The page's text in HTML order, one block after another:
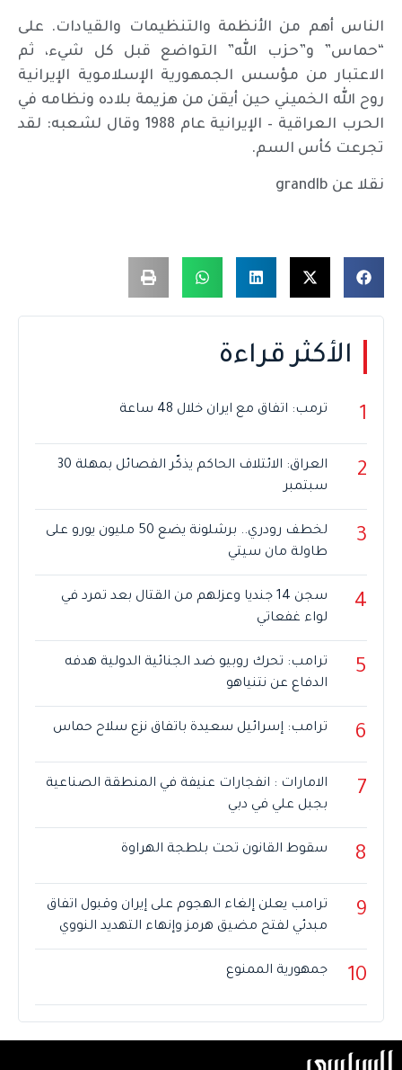
الناس أهم من الأنظمة والتنظيمات والقيادات. على
“حماس” و”حزب الله” التواضع قبل كل شيء، ثم
الاعتبار من مؤسس الجمهورية الإسلاموية الإيرانية
روح الله الخميني حين أيقن من هزيمة بلاده ونظامه في
الحرب العراقية – الإيرانية عام 1988 وقال لشعبه: لقد
تجرعت كأس السم.
نقلا عن grandlb
الأكثر قراءة
1 ترمب: اتفاق مع ايران خلال 48 ساعة
2
العراق: الائتلاف الحاكم يذكّر الفصائل بمهلة 30
سبتمبر
3
لخطف رودري.. برشلونة يضع 50 مليون يورو على
طاولة مان سيتي
4
سجن 14 جنديا وعزلهم من القتال بعد تمرد في
لواء غفعاتي
5
ترامب: تحرك روبيو ضد الجنائية الدولية هدفه
الدفاع عن نتنياهو
6 ترامب: إسرائيل سعيدة باتفاق نزع سلاح حماس
7
الامارات : انفجارات عنيفة في المنطقة الصناعية
بجبل علي في دبي
8 سقوط القانون تحت بلطجة الهراوة
9
ترامب يعلن إلغاء الهجوم على إيران وقبول اتفاق
مبدئي لفتح مضيق هرمز وإنهاء التهديد النووي
10 جمهورية الممنوع